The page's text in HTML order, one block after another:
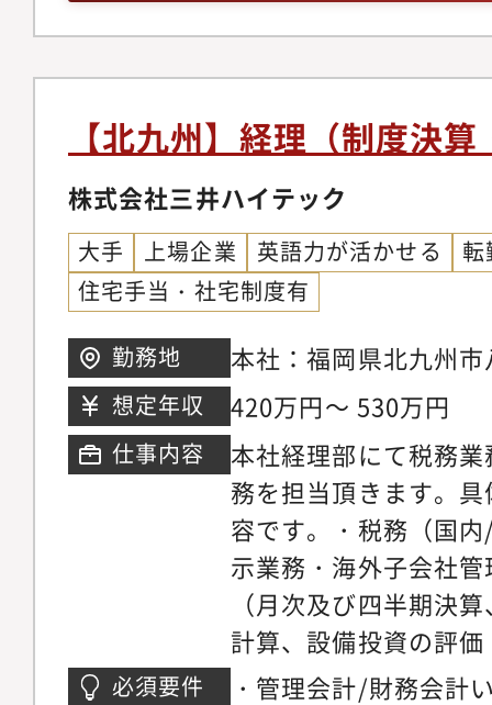
て業務を行っていま
導入ではなく、クラ
せた提案・導入がで
り込むことができま
制がまだ整っていな
から体制構築を提案
にクライアントが目
伴走します。■経営者
ができ、課題に対し
できます・弊社グル
き、解決できるソリ
ら提供できます。・
経営者に近い立場で
きます。■個人の成長
の透明性の高い会社
やりたいことを認識
供します。・弊社グ
務、司法書士、ファ
ティング業務経営者
出し、ソリューショ
りに課題があるとき
経営者が振込業務で
は、経理アウトソー
フィス業務だけでな
より人材紹介や広報
業員の健康までもサ
イント】◆成長中のベ
アップ企業の会計支
り、2-3名でサポート
自身のキャリア成長
双方を感じることが
務の支援をするだけ
のファイナンス支援
ンリッチグループ全
会計税務に留まらず
援、司法書士、ファ
バックオフィス全体
【北九州】経理（制度決
株式会社三井ハイテック
大手 上場企業 英語力が活かせる
転
住宅手当・社宅制度有
勤務地 本社：福岡県北九州
想定年収 420万円～ 530万円
仕事内容
本社経理部にて税務
務を担当頂きます。
容です。・税務（国
示業務・海外子会社
（月次及び四半期決
計算、設備投資の評
資料作成など
必須要件 ・管理会計/財務会計